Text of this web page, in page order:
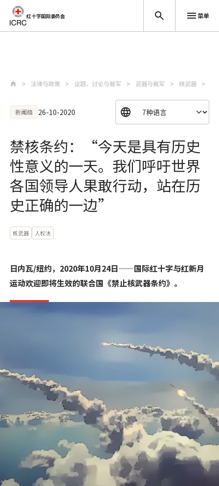
红十字国际委员会 菜单
法律与政策 议题、讨论与裁军 武器与裁军 核武器
新闻稿 26-10-2020
禁核条约：“今天是具有历史
性意义的一天。我们呼吁世界
各国领导人果敢行动，站在历
史正确的一边”
核武器 人权法
日内瓦/纽约，2020年10月24日——国际红十字与红新月
运动欢迎即将生效的联合国《禁止核武器条约》。